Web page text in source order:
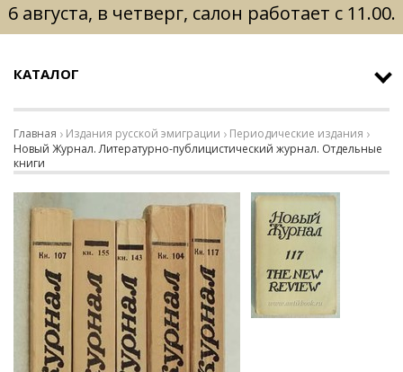
6 августа, в четверг, салон работает с 11.00.
КАТАЛОГ
Главная Издания русской эмиграции
Периодические издания
Новый Журнал. Литературно-публицистический журнал. Отдельные
книги